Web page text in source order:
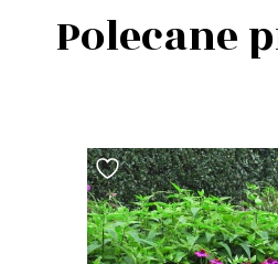
Polecane